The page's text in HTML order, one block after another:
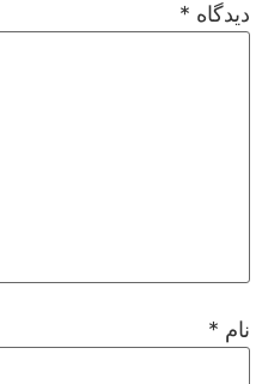
دیدگاه *
نام *